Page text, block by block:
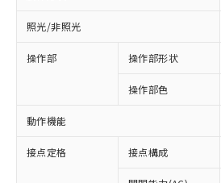
照光/非照光
操作部 操作部形状
操作部色
動作機能
接点定格 接点構成